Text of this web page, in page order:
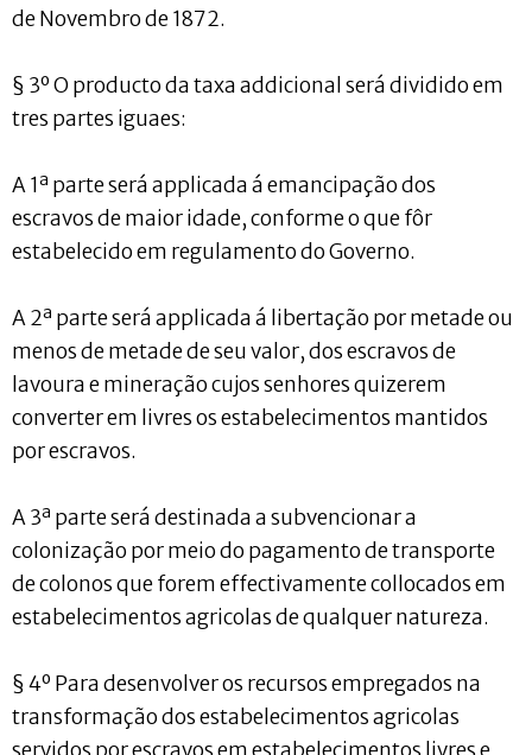
de Novembro de 1872.
§ 3º O producto da taxa addicional será dividido em
tres partes iguaes:
A 1ª parte será applicada á emancipação dos
escravos de maior idade, conforme o que fôr
estabelecido em regulamento do Governo.
A 2ª parte será applicada á libertação por metade ou
menos de metade de seu valor, dos escravos de
lavoura e mineração cujos senhores quizerem
converter em livres os estabelecimentos mantidos
por escravos.
A 3ª parte será destinada a subvencionar a
colonização por meio do pagamento de transporte
de colonos que forem effectivamente collocados em
estabelecimentos agricolas de qualquer natureza.
§ 4º Para desenvolver os recursos empregados na
transformação dos estabelecimentos agricolas